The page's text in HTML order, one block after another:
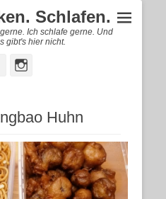
Schlafen.
Ich schlafe gerne. Und
gibt's hier nicht.
FacebookInstagram
Huhn